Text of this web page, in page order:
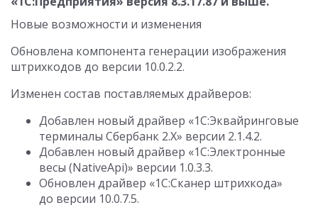
Новые возможности и изменения
Обновлена компонента генерации изображения
штрихкодов до версии 10.0.2.2.
Изменен состав поставляемых драйверов:
Добавлен новый драйвер «1С:Эквайринговые
терминалы Сбербанк 2.Х» версии 2.1.4.2.
Добавлен новый драйвер «1С:Электронные
весы (NativeApi)» версии 1.0.3.3.
Обновлен драйвер «1C:Сканер штрихкода»
до версии 10.0.7.5.